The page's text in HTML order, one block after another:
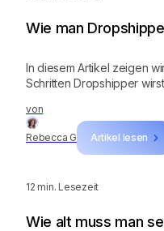
von
Rebecca G Artikel lesen
Wie man
In diesem Artikel zeigen
Schritten Dropshipper
12 min. Lesezeit
Wie alt muss man